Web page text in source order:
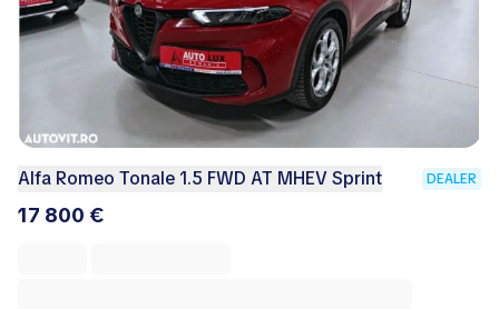
Alfa Romeo Tonale 1.5 FWD AT MHEV Sprint DEALER
17 800 €